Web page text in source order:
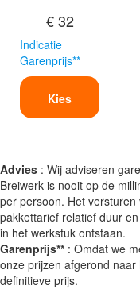
€ 32
Indicatie
Garenprijs**
Kies
Advies : Wij adviseren
Breiwerk is nooit op de
per persoon. Het
pakkettarief relatief duur
in het werkstuk ontstaan.
Garenprijs** : Omdat we
onze prijzen afgerond
definitieve prijs.